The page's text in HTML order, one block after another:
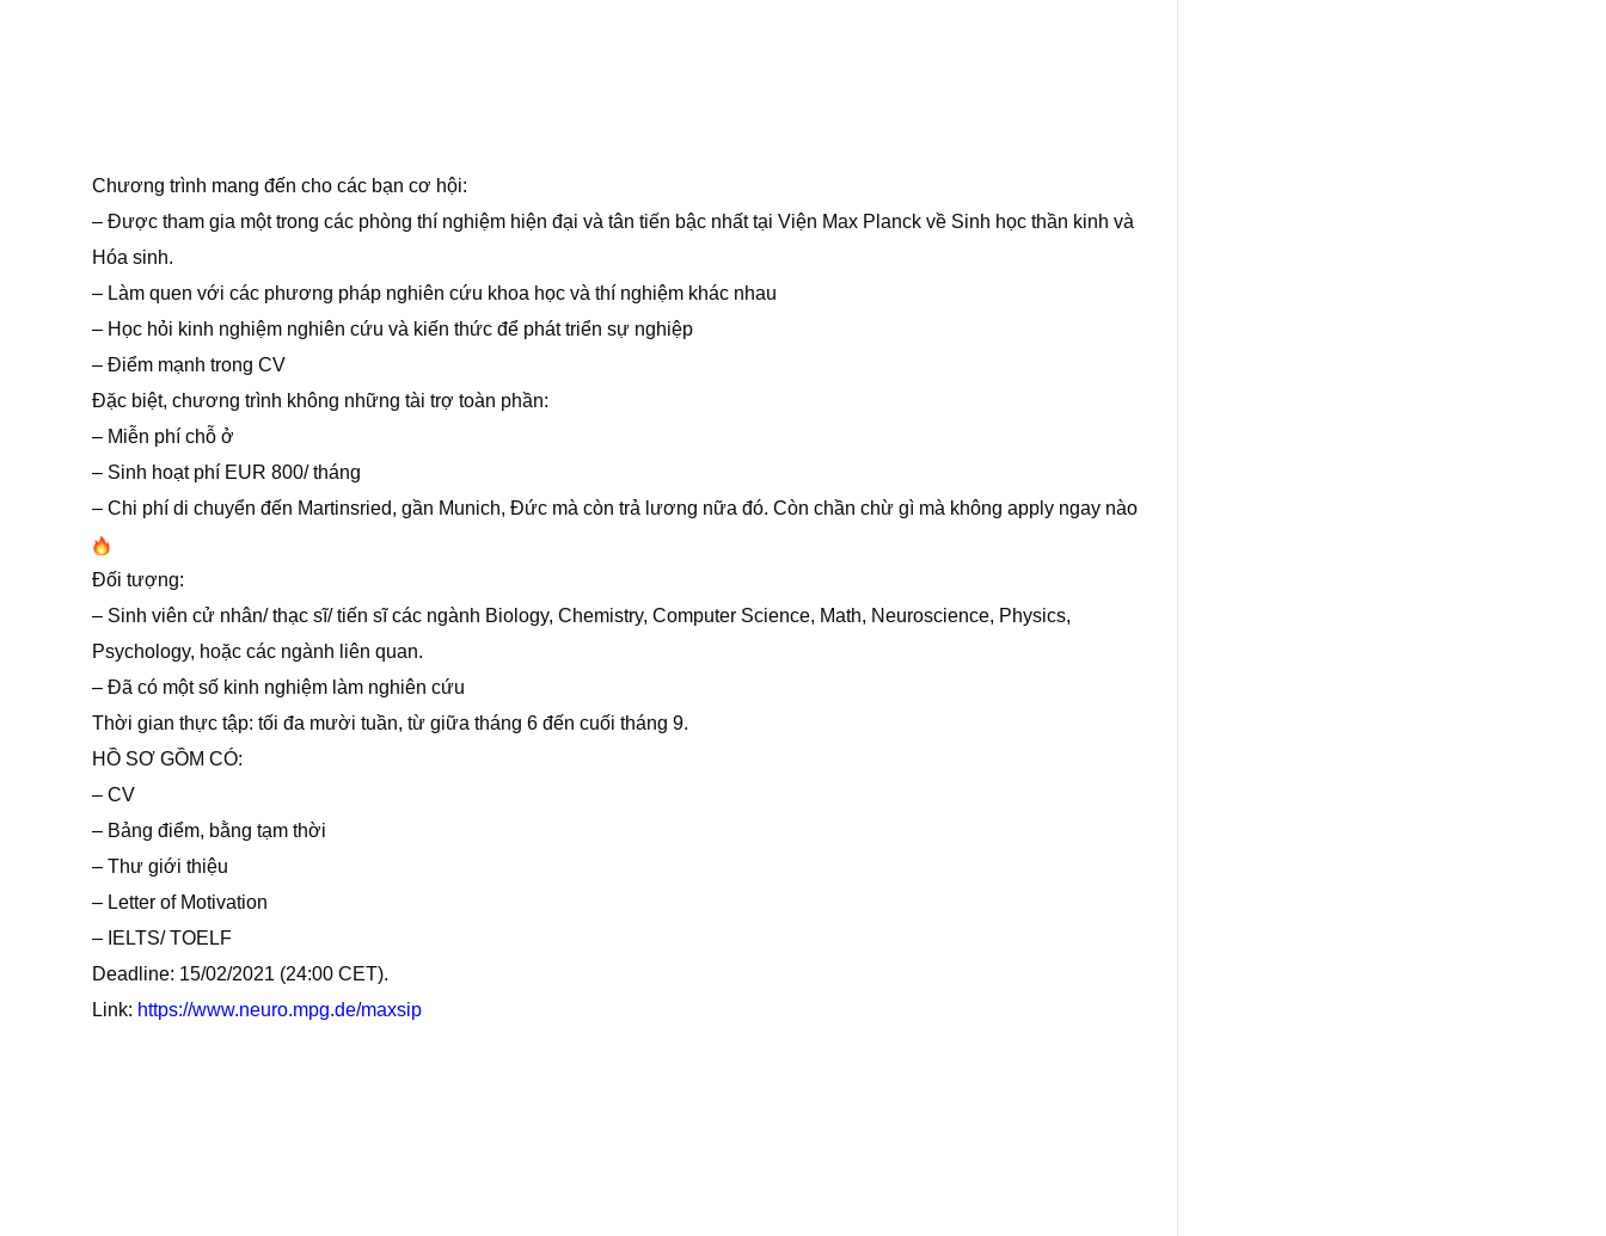
Chương trình mang đến cho các bạn cơ hội:
– Được tham gia một trong các phòng thí nghiệm hiện đại và tân tiến bậc nhất tại Viện Max Planck về Sinh học thần kinh và
Hóa sinh.
– Làm quen với các phương pháp nghiên cứu khoa học và thí nghiệm khác nhau
– Học hỏi kinh nghiệm nghiên cứu và kiến ​​thức để phát triển sự nghiệp
– Điểm mạnh trong CV
Đặc biệt, chương trình không những tài trợ toàn phần:
– Miễn phí chỗ ở
– Sinh hoạt phí EUR 800/ tháng
– Chi phí di chuyển đến Martinsried, gần Munich, Đức mà còn trả lương nữa đó. Còn chần chừ gì mà không apply ngay nào
Đối tượng:
– Sinh viên cử nhân/ thạc sĩ/ tiến sĩ các ngành Biology, Chemistry, Computer Science, Math, Neuroscience, Physics,
Psychology, hoặc các ngành liên quan.
– Đã có một số kinh nghiệm làm nghiên cứu
Thời gian thực tập: tối đa mười tuần, từ giữa tháng 6 đến cuối tháng 9.
HỒ SƠ GỒM CÓ:
– CV
– Bảng điểm, bằng tạm thời
– Thư giới thiệu
– Letter of Motivation
– IELTS/ TOELF
Deadline: 15/02/2021 (24:00 CET).
Link: https://www.neuro.mpg.de/maxsip